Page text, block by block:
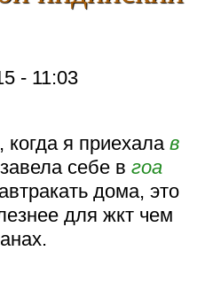
- 11:03
когда я приехалав
себе вгоа
дома, это
для жкт чем